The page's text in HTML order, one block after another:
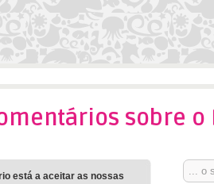
sobre o
está a aceitar as nossas